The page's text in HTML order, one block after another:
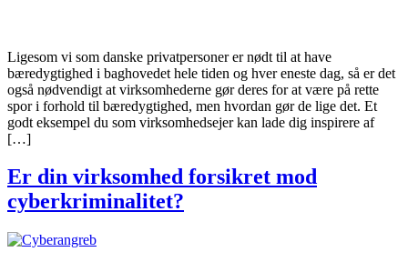
Ligesom vi som danske privatpersoner er nødt til at have
bæredygtighed i baghovedet hele tiden og hver eneste dag, så er det
også nødvendigt at virksomhederne gør deres for at være på rette
spor i forhold til bæredygtighed, men hvordan gør de lige det. Et
godt eksempel du som virksomhedsejer kan lade dig inspirere af
[…]
Er din virksomhed forsikret mod
cyberkriminalitet?